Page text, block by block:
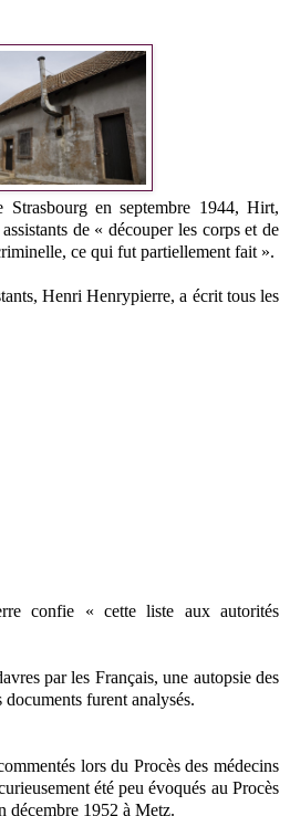
Strasbourg en septembre 1944, Hirt,
de « découper les corps et de
ce qui fut partiellement fait ».
Henri Henrypierre, a écrit tous les
confie « cette liste aux autorités
par les Français, une autopsie des
furent analysés.
lors du Procès des médecins
été peu évoqués au Procès
décembre 1952 à Metz.